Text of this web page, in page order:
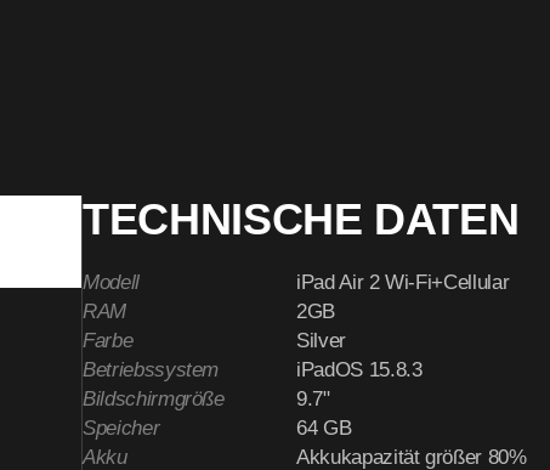
TECHNISCHE DATEN
Modell
iPad Air 2 Wi-Fi+Cellular
RAM
2GB
Farbe
Silver
Betriebssystem
iPadOS 15.8.3
Bildschirmgröße
9.7"
Speicher
64 GB
Akku
Akkukapazität größer 80%